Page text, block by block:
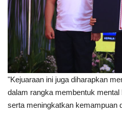
"Kejuaraan ini juga diharapkan
dalam rangka membentuk
serta meningkatkan kemampuan